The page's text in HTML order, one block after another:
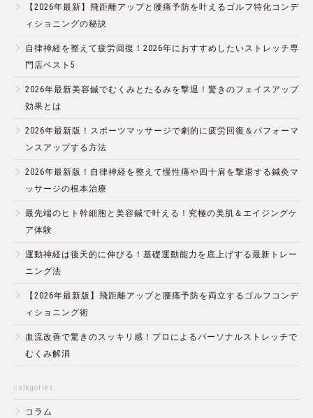
【2026年最新】飛距離アップと腰痛予防を叶えるゴルフ特化コンデ
ィショニングの秘訣
自律神経を整えて疲労回復！2026年におすすめしたいストレッチ専
門店ベスト5
2026年最新美容鍼でむくみとたるみを撃退！驚きのフェイスアップ
効果とは
2026年最新版！スポーツマッサージで劇的に疲労回復＆パフォーマ
ンスアップする方法
2026年最新版！自律神経を整えて慢性痛や四十肩を撃退する鍼灸マ
ッサージの根本治療
最先端のヒト幹細胞と美容鍼で叶える！究極の美肌＆エイジングケ
ア体験
運動神経は後天的に伸びる！基礎運動能力を底上げする最新トレー
ニング法
【2026年最新版】飛距離アップと腰痛予防を両立するゴルフコンデ
ィショニング術
血流改善で驚きのスッキリ感！プロによるパーソナルストレッチで
むくみ解消
categories:
コラム